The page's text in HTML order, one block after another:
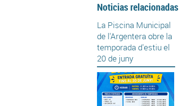
Noticias relacionadas
La Piscina Municipal
de l'Argentera obre la
temporada d'estiu el
20 de juny